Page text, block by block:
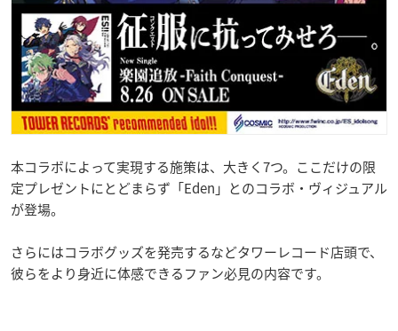
本コラボによって実現する施策は、大きく7つ。ここだけの限
定プレゼントにとどまらず「Eden」とのコラボ・ヴィジュアル
が登場。
さらにはコラボグッズを発売するなどタワーレコード店頭で、
彼らをより身近に体感できるファン必見の内容です。